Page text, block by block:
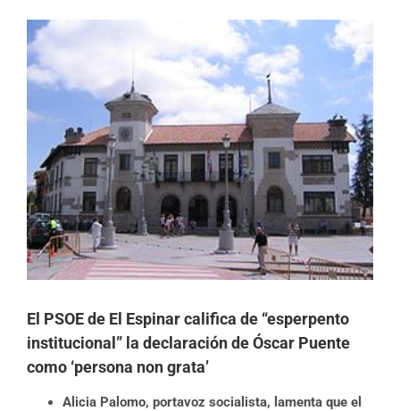
Ver
imagen
más
grande
El PSOE de El Espinar califica de “esperpento
institucional” la declaración de Óscar Puente
como ‘persona non grata’
Alicia Palomo, portavoz socialista, lamenta que el